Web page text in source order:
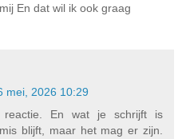
En dat wil ik ook graag
mei, 2026 10:29
En wat je schrijft is
blijft, maar het mag er zijn.